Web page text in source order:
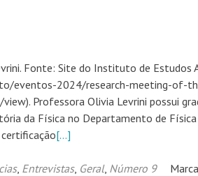
Fonte: Site do Instituto de Estudos
eventos-2024/research-meeting-of-
Professora Olivia Levrini possui
da Física no Departamento de
[…]
, Entrevistas, Geral, Número 9